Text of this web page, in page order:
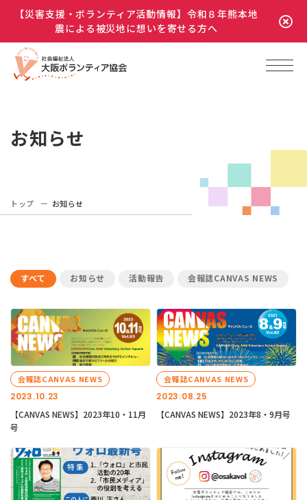
【災害支援・ボランティア活動情報】令和８年熊本地
震による被災地に想いを寄せる方へ
お知らせ
トップ お知らせ
すべて お知らせ 活動報告 会報誌CANVAS NEWS
2023.10.23
会報誌CANVAS NEWS
【CANVAS NEWS】2023年10・11月
号
2023.08.25
会報誌CANVAS NEWS
【CANVAS NEWS】2023年8・9月号